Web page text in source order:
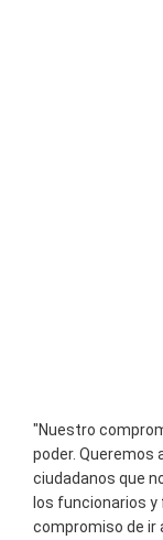
"Nuestro
poder. Queremos
ciudadanos que
los funcionarios
compromiso de ir